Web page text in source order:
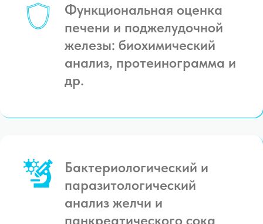
Функциональная оценка
печени и поджелудочной
железы: биохимический
анализ, протеинограмма и
др.
Бактериологический и
паразитологический
анализ желчи и
панкреатического сока